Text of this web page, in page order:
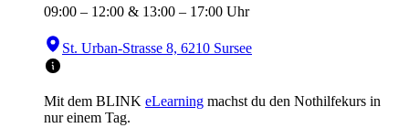
09:00 – 12:00 & 13:00 – 17:00 Uhr
St. Urban-Strasse 8, 6210 Sursee
Mit dem BLINK eLearning machst du den Nothilfekurs in
nur einem Tag.